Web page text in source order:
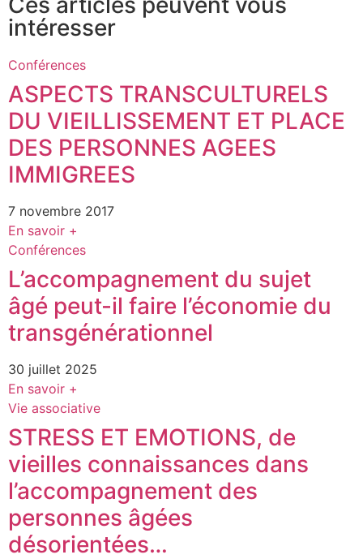
intéresser
Conférences
ASPECTS TRANSCULTURELS
DU VIEILLISSEMENT ET PLACE
DES PERSONNES AGEES
IMMIGREES
7 novembre 2017
En savoir +
Conférences
L’accompagnement du sujet
âgé peut-il faire l’économie du
transgénérationnel
30 juillet 2025
En savoir +
Vie associative
STRESS ET EMOTIONS, de
vieilles connaissances dans
l’accompagnement des
personnes âgées
désorientées…